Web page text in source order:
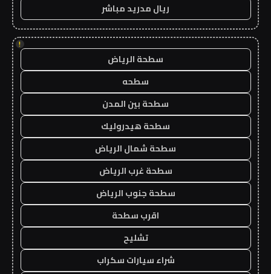
ريال مدريد مباشر
!
سطحة الرياض
سطحه
سطحة بين المدن
سطحة هيدروليك
سطحة شمال الرياض
سطحة غرب الرياض
سطحة جنوب الرياض
اقرب سطحة
تشليح
شراء سيارات سكراب